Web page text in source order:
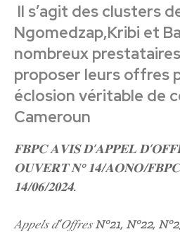
Il s’agit des clusters
Ngomedzap,Kribi et
nombreux
proposer leurs offres
éclosion véritable de
Cameroun
𝐅𝐁𝐏𝐂 𝐀𝐕𝐈𝐒 𝐃’𝐀𝐏𝐏𝐄𝐋
𝐎𝐔𝐕𝐄𝐑𝐓 𝐍° 𝟏𝟒/𝐀𝐎𝐍𝐎/
𝟏𝟒/𝟎𝟔/𝟐𝟎𝟐𝟒.
𝐴𝑝𝑝𝑒𝑙𝑠 𝑑’𝑂𝑓𝑓𝑟𝑒𝑠 N°21, N°22,